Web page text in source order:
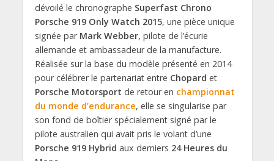
dévoilé le chronographe Superfast Chrono
Porsche 919 Only Watch 2015, une pièce unique
signée par Mark Webber, pilote de l’écurie
allemande et ambassadeur de la manufacture.
Réalisée sur la base du modèle présenté en 2014
pour célébrer le partenariat entre Chopard et
Porsche Motorsport de retour en championnat
du monde d’endurance, elle se singularise par
son fond de boîtier spécialement signé par le
pilote australien qui avait pris le volant d’une
Porsche 919 Hybrid aux derniers 24 Heures du